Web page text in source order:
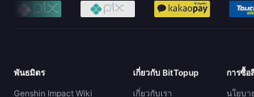
พันธมิตร
Genshin Impact Wiki
เกี่ยวกับ BitTopup
เกี่ยวกับเรา
การซื้อ
นโยบา